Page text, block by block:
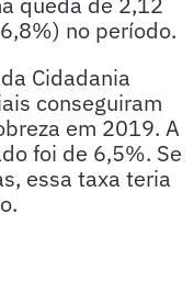
no período.
Cidadania
conseguiram
em 2019. A
foi de 6,5%. Se
essa taxa teria